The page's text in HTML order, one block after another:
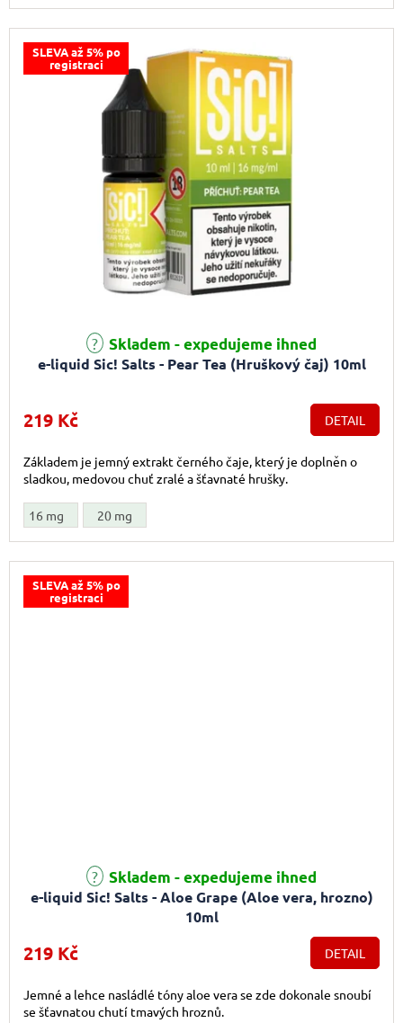
SLEVA až 5% po
registraci
e-liquid Sic! Salts - Pear Tea (Hruškový čaj) 10ml
Skladem - expedujeme ihned
219 Kč DETAIL
Základem je jemný extrakt černého čaje, který je doplněn o
sladkou, medovou chuť zralé a šťavnaté hrušky.
16 mg 20 mg
SLEVA až 5% po
registraci
e-liquid Sic! Salts - Aloe Grape (Aloe vera, hrozno)
10ml
Skladem - expedujeme ihned
219 Kč DETAIL
Jemné a lehce nasládlé tóny aloe vera se zde dokonale snoubí
se šťavnatou chutí tmavých hroznů.